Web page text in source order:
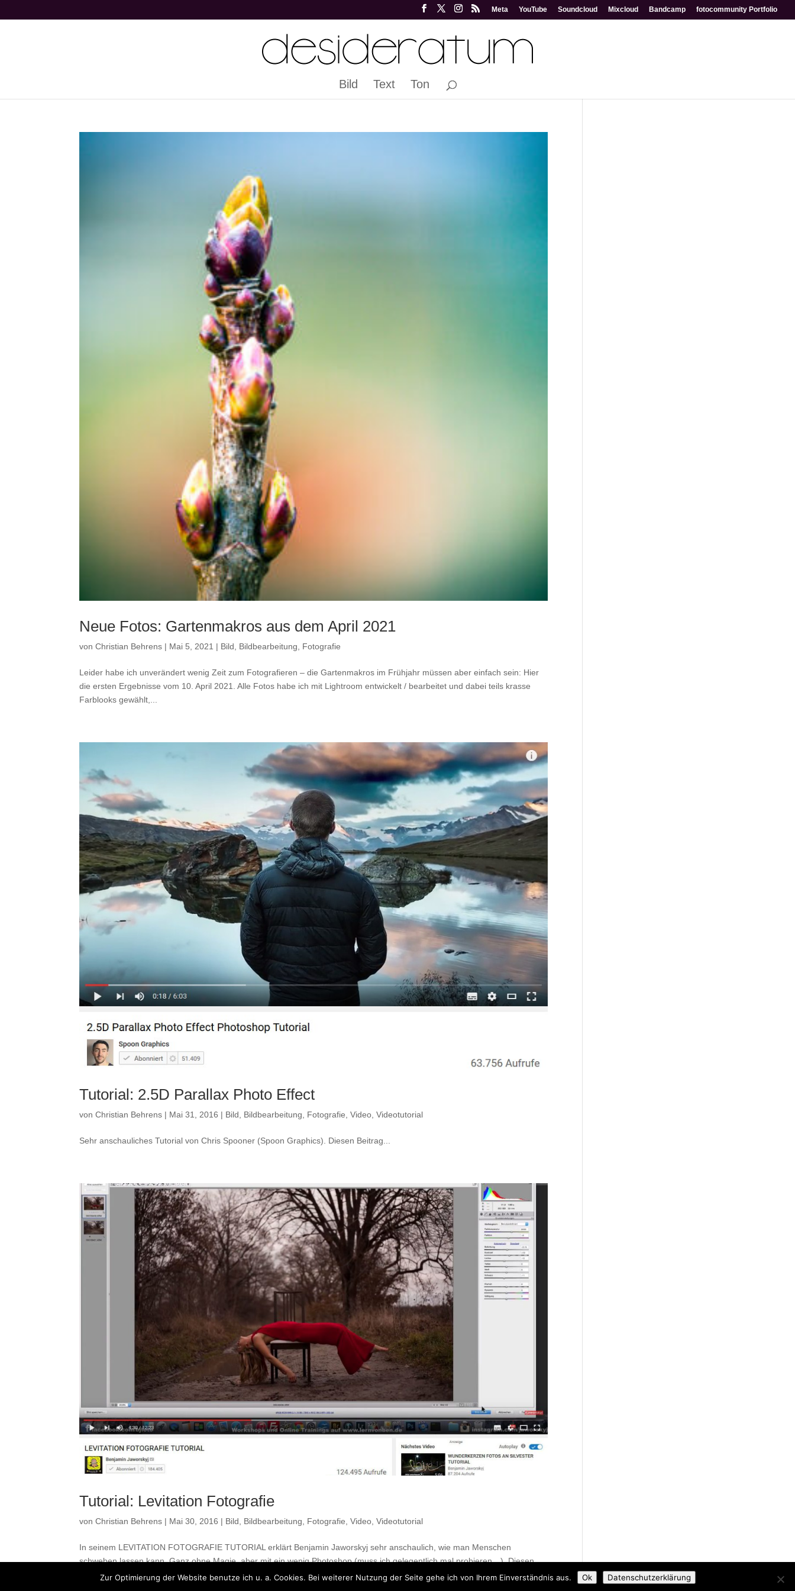
Meta YouTube Soundcloud Mixcloud Bandcamp fotocommunity Portfolio
Bild Text Ton
Neue Fotos: Gartenmakros aus dem April 2021
vonChristian Behrens | Mai 5, 2021 | Bild Bildbearbeitung Fotografie
Leider habe ich unverändert wenig Zeit zum Fotografieren – die Gartenmakros im Frühjahr müssen aber einfach sein: Hier
die ersten Ergebnisse vom 10. April 2021. Alle Fotos habe ich mit Lightroom entwickelt / bearbeitet und dabei teils krasse
Farblooks gewählt,...
Tutorial: 2.5D Parallax Photo Effect
vonChristian Behrens | Mai 31, 2016 | Bild Bildbearbeitung Fotografie ,Video ,Videotutorial
Sehr anschauliches Tutorial von Chris Spooner (Spoon Graphics). Diesen Beitrag...
Tutorial: Levitation Fotografie
vonChristian Behrens | Mai 30, 2016 | Bild, Bildbearbeitung, Fotografie,Video,Videotutorial
In seinem LEVITATION FOTOGRAFIE TUTORIAL erklärt Benjamin Jaworskyj sehr anschaulich, wie man Menschen
schweben lassen kann. Ganz ohne Magie, aber mit ein wenig Photoshop (muss ich gelegentlich mal probieren…). Diesen
Beitrag...Zur Optimierung der Website benutze ich u. a. Cookies. Bei weiterer Nutzung der Seite gehe ich von Ihrem Einverständnis aus. Ok Datenschutzerklärung